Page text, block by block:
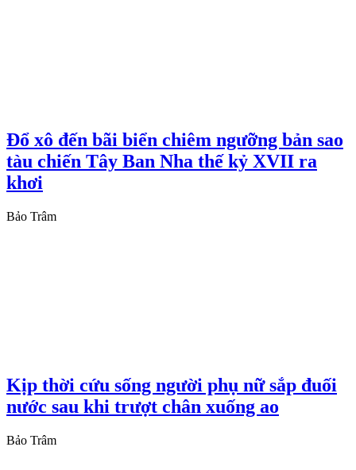
Đổ xô đến bãi biển chiêm ngưỡng bản sao
tàu chiến Tây Ban Nha thế kỷ XVII ra
khơi
Bảo Trâm
Kịp thời cứu sống người phụ nữ sắp đuối
nước sau khi trượt chân xuống ao
Bảo Trâm